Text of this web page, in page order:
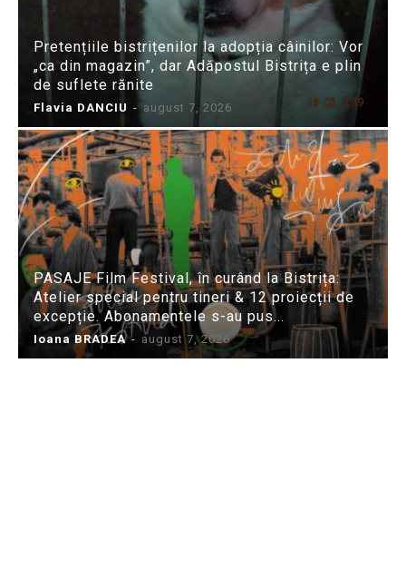
Pretențiile bistrițenilor la adopția câinilor: Vor
„ca din magazin”, dar Adăpostul Bistrița e plin
de suflete rănite
Flavia DANCIU - august 7, 2026
PASAJE Film Festival, în curând la Bistrița:
Atelier special pentru tineri & 12 proiecții de
excepție. Abonamentele s-au pus...
Ioana BRADEA - august 7, 2026